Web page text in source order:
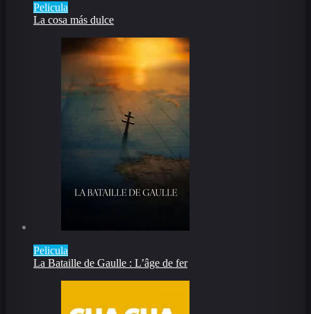
Pelicula
La cosa más dulce
Pelicula
La Bataille de Gaulle : L’âge de fer